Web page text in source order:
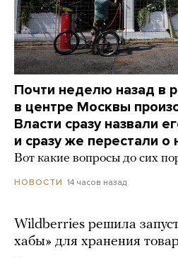
Почти неделю назад в
в центре Москвы
Власти сразу назвали
и сразу же перестали о
Вот какие вопросы до сих
НОВОСТИ 14 часов назад
Wildberries решила
хабы» для хранения